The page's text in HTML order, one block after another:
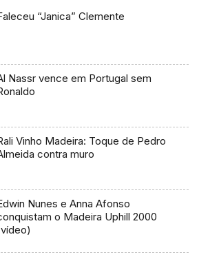
“Janica” Clemente
Nassr vence em Portugal sem
Vinho Madeira: Toque de Pedro
contra muro
Nunes e Anna Afonso
o Madeira Uphill 2000